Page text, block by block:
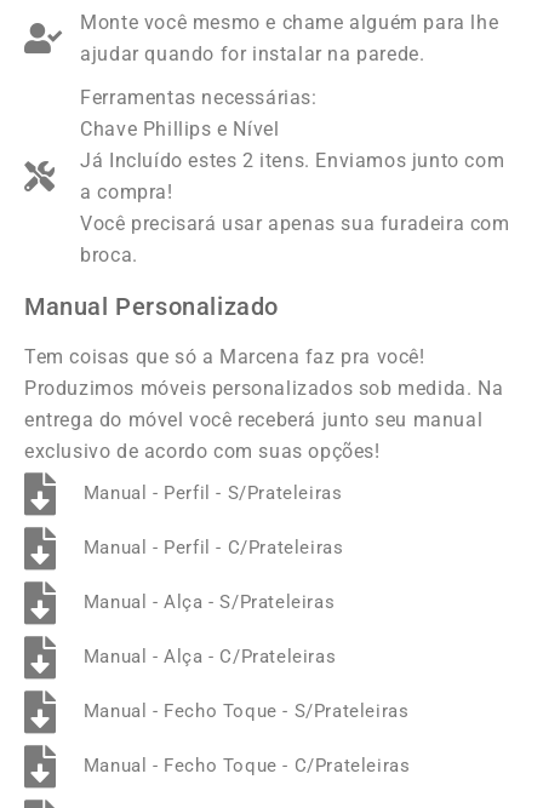
Monte você mesmo e chame alguém para lhe
ajudar quando for instalar na parede.
Ferramentas necessárias:
Chave Phillips e Nível
Já Incluído estes 2 itens. Enviamos junto com
a compra!
Você precisará usar apenas sua furadeira com
broca.
Manual Personalizado
Tem coisas que só a Marcena faz pra você!
Produzimos móveis personalizados sob medida. Na
entrega do móvel você receberá junto seu manual
exclusivo de acordo com suas opções!
Manual - Perfil - S/Prateleiras
Manual - Perfil - C/Prateleiras
Manual - Alça - S/Prateleiras
Manual - Alça - C/Prateleiras
Manual - Fecho Toque - S/Prateleiras
Manual - Fecho Toque - C/Prateleiras